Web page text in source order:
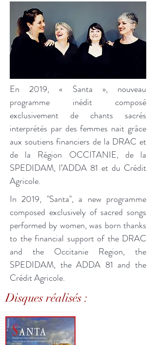
En 2019, « Santa », nouveau
programme inédit composé
exclusivement de chants sacrés
interprétés par des femmes nait grâce
aux soutiens financiers de la DRAC et
de la Région OCCITANIE, de la
SPEDIDAM, l’ADDA 81 et du Crédit
Agricole.
In 2019, "Santa", a new programme
composed exclusively of sacred songs
performed by women, was born thanks
to the financial support of the DRAC
and the Occitanie Region, the
SPEDIDAM, the ADDA 81 and the
Crédit Agricole.
Disques réalisés :